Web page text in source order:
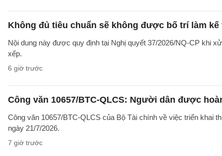
Không đủ tiêu chuẩn sẽ không được bố trí làm
Nội dung này được quy định tại Nghị quyết 37/2026/NQ-CP khi
xếp.
6 giờ trước
Công văn 10657/BTC-QLCS: Người dân được
Công văn 10657/BTC-QLCS của Bộ Tài chính về việc triển khai
ngày 21/7/2026.
7 giờ trước